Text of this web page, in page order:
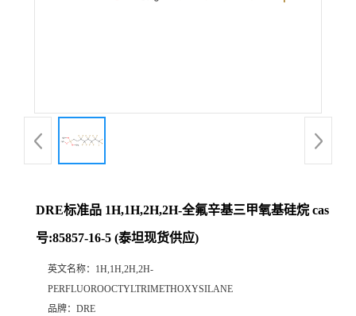
DRE标准品 1H,1H,2H,2H-全氟辛基三甲氧基硅烷 cas
号:85857-16-5 (泰坦现货供应)
英文名称： 1H,1H,2H,2H-
PERFLUOROOCTYLTRIMETHOXYSILANE
品牌： DRE